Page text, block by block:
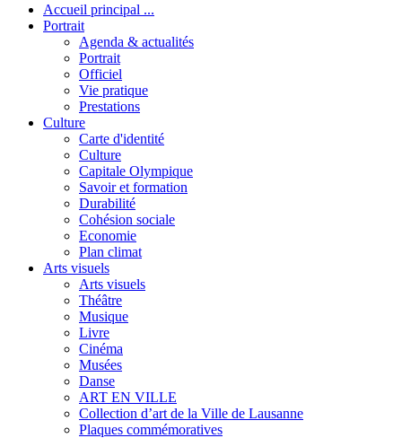
Accueil principal ...
Portrait
Agenda & actualités
Portrait
Officiel
Vie pratique
Prestations
Culture
Carte d'identité
Culture
Capitale Olympique
Savoir et formation
Durabilité
Cohésion sociale
Economie
Plan climat
Arts visuels
Arts visuels
Théâtre
Musique
Livre
Cinéma
Musées
Danse
ART EN VILLE
Collection d’art de la Ville de Lausanne
Plaques commémoratives